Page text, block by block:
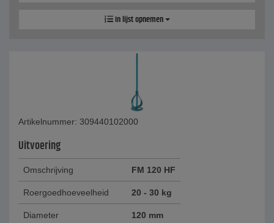
In lijst opnemen
Artikelnummer: 309440102000
Uitvoering
Omschrijving FM 120 HF
Roergoedhoeveelheid 20 - 30 kg
Diameter 120 mm